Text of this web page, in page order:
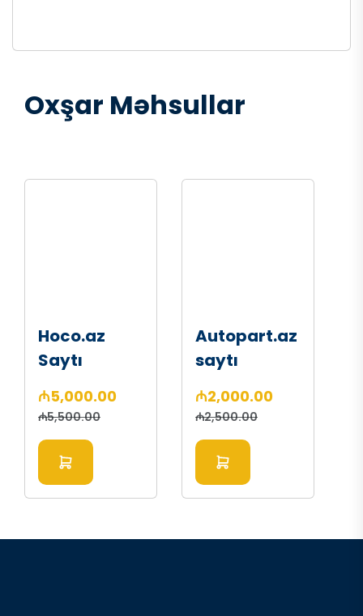
Oxşar Məhsullar
Hoco.az
Saytı
₼5,000.00
₼5,500.00
Autopart.az
saytı
₼2,000.00
₼2,500.00